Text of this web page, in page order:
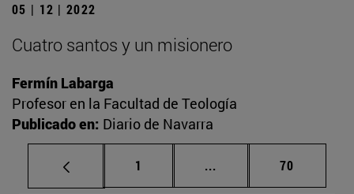
05 | 12 | 2022
Cuatro santos y un misionero
Fermín Labarga
Profesor en la Facultad de Teología
Publicado en: Diario de Navarra
Página
1 ... Páginas intermedias
Página
70